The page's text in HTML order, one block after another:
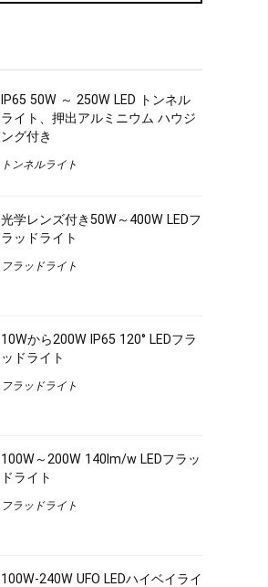
IP65 50W ～ 250W LED トンネル
ライト、押出アルミニウム ハウジ
ング付き
トンネルライト
光学レンズ付き50W～400W LEDフ
ラッドライト
フラッドライト
10Wから200W IP65 120° LEDフラ
ッドライト
フラッドライト
100W～200W 140lm/w LEDフラッ
ドライト
フラッドライト
100W-240W UFO LEDハイベイライ